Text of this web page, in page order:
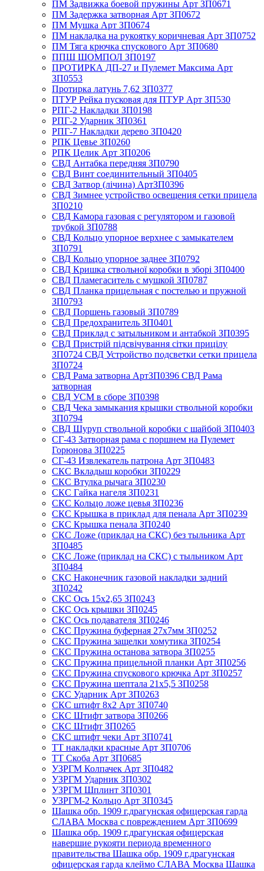
ПМ Задвижка боевой пружины Арт ЗП0671
ПМ Задержка затворная Арт ЗП0672
ПМ Мушка Арт ЗП0674
ПМ накладка на рукоятку коричневая Арт ЗП0752
ПМ Тяга крючка спускового Арт ЗП0680
ППШ ШОМПОЛ ЗП0197
ПРОТИРКА ДП-27 и Пулемет Максима Арт
ЗП0553
Протирка латунь 7,62 ЗП0377
ПТУР Рейка пусковая для ПТУР Арт ЗП530
РПГ-2 Накладки ЗП0198
РПГ-2 Ударник ЗП0361
РПГ-7 Накладки дерево ЗП0420
РПК Цевье ЗП0260
РПК Целик Арт ЗП0206
СВД Антабка передняя ЗП0790
СВД Винт соединительный ЗП0405
СВД Затвор (лічина) АртЗП0396
СВД Зимнее устройство освещения сетки прицела
ЗП0210
СВД Камора газовая с регулятором и газовой
трубкой ЗП0788
СВД Кольцо упорное верхнее с замыкателем
ЗП0791
СВД Кольцо упорное заднее ЗП0792
СВД Кришка ствольної коробки в зборі ЗП0400
СВД Пламегаситель с мушкой ЗП0787
СВД Планка прицельная с постелью и пружной
ЗП0793
СВД Поршень газовый ЗП0789
СВД Предохранитель ЗП0401
СВД Приклад с затыльником и антабкой ЗП0395
СВД Пристрій підсвічування сітки прицілу
ЗП0724 СВД Устройство подсветки сетки прицела
ЗП0724
СВД Рама затворна АртЗП0396 СВД Рама
затворная
СВД УСМ в сборе ЗП0398
СВД Чека замыкания крышки ствольной коробки
ЗП0794
СВД Шуруп ствольной коробки с шайбой ЗП0403
СГ-43 Затворная рама с поршнем на Пулемет
Горюнова ЗП0225
СГ-43 Извлекатель патрона Арт ЗП0483
СКС Вкладыш коробки ЗП0229
СКС Втулка рычага ЗП0230
СКС Гайка нагеля ЗП0231
СКС Кольцо ложе цевья ЗП0236
СКС Крышка в приклад для пенала Арт ЗП0239
СКС Крышка пенала ЗП0240
СКС Ложе (приклад на СКС) без тыльника Арт
ЗП0485
СКС Ложе (приклад на СКС) с тыльником Арт
ЗП0484
СКС Наконечник газовой накладки задний
ЗП0242
СКС Ось 15х2,65 ЗП0243
СКС Ось крышки ЗП0245
СКС Ось подавателя ЗП0246
СКС Пружина буферная 27х7мм ЗП0252
СКС Пружина защелки хомутика ЗП0254
СКС Пружина останова затвора ЗП0255
СКС Пружина прицельной планки Арт ЗП0256
СКС Пружина спускового крючка Арт ЗП0257
СКС Пружина шептала 21х5,5 ЗП0258
СКС Ударник Арт ЗП0263
СКС штифт 8х2 Арт ЗП0740
СКС Штифт затвора ЗП0266
СКС Штифт ЗП0265
СКС штифт чеки Арт ЗП0741
ТТ накладки красные Арт ЗП0706
ТТ Скоба Арт ЗП0685
УЗРГМ Колпачек Арт ЗП0482
УЗРГМ Ударник ЗП0302
УЗРГМ Шплинт ЗП0301
УЗРГМ-2 Кольцо Арт ЗП0345
Шашка обр. 1909 г.драгунская офицерская гарда
СЛАВА Москва с повреждением Арт ЗП0699
Шашка обр. 1909 г.драгунская офицерская
навершие рукояти периода временного
правительства Шашка обр. 1909 г.драгунская
офицерская гарда клеймо СЛАВА Москва Шашка